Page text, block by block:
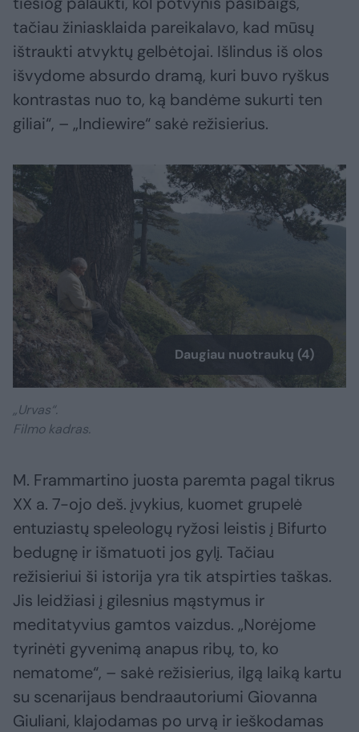
tačiau žiniasklaida pareikalavo, kad mūsų
ištraukti atvyktų gelbėtojai. Išlindus iš olos
išvydome absurdo dramą, kuri buvo ryškus
kontrastas nuo to, ką bandėme sukurti ten
giliai“, – „Indiewire“ sakė režisierius.
Daugiau nuotraukų (4)
„Urvas“.
Filmo kadras.
M. Frammartino juosta paremta pagal tikrus
XX a. 7-ojo deš. įvykius, kuomet grupelė
entuziastų speleologų ryžosi leistis į Bifurto
bedugnę ir išmatuoti jos gylį. Tačiau
režisieriui ši istorija yra tik atspirties taškas.
Jis leidžiasi į gilesnius mąstymus ir
meditatyvius gamtos vaizdus. „Norėjome
tyrinėti gyvenimą anapus ribų, to, ko
nematome“, – sakė režisierius, ilgą laiką kartu
su scenarijaus bendraautoriumi Giovanna
Giuliani, klajodamas po urvą ir ieškodamas